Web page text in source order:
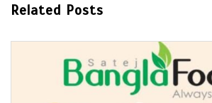
Related Posts